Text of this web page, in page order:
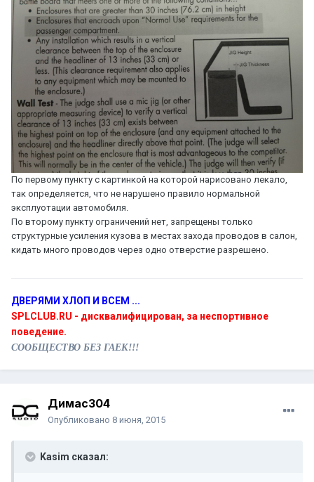
По первому пункту с картинкой на которой нарисовано лекало,
так определяется, что не нарушено правило нормальной
эксплуотации автомобиля.
По второму пункту ограничений нет, запрещены только
структурные усиления кузова в местах захода проводов в салон,
кидать много проводов через одно отверстие разрешено.
ДВЕРЯМИ ХЛОП И ВСЕМ ...
SPLCLUB.RU - дисквалифицирован, за неспортивное
поведение.
СООБЩЕСТВО БЕЗ ГАЕК!!!
Димас304
Опубликовано 8 июня, 2015
Kasim сказал: